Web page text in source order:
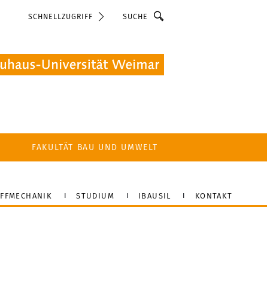
SCHNELLZUGRIFF Suche
FAKULTÄT BAU UND UMWELT
STUDIUM IBAUSIL KONTAKT